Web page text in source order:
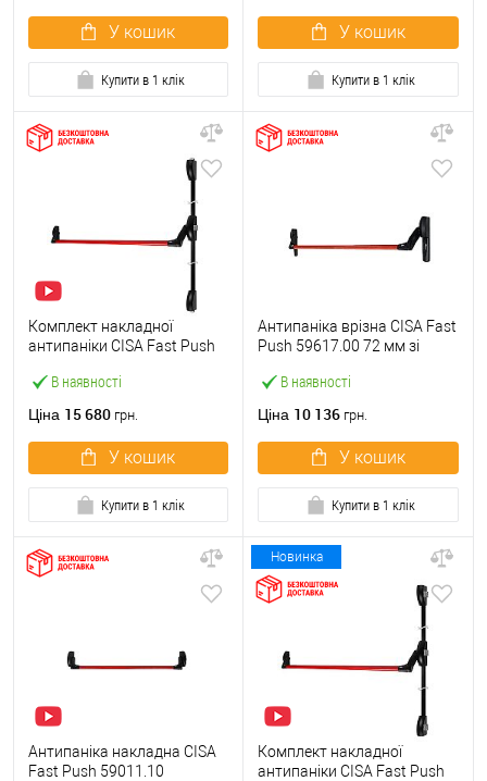
У кошик
Купити в 1 клік
У кошик
Купити в 1 клік
В наявності
Комплект накладної
антипаніки CISA Fast Push
точковий вверх-вниз
Ціна 15 680 грн.
У кошик
Купити в 1 клік
В наявності
Антипаніка врізна CISA Fast
Push 59617.00 72 мм зі
Ціна 10 136 грн.
У кошик
Купити в 1 клік
Антипаніка накладна CISA
Fast Push 59011.10
Новинка
Комплект накладної
антипаніки CISA Fast Push